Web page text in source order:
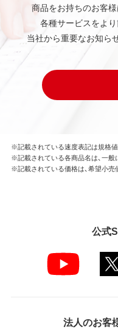
商品をお持ちのお客
各種サービスをよ
当社から重要なお知ら
※記載されている速度表記は規格値
※記載されている各商品名は、一般
※記載されている価格は、希望小売
公式
法人のお客